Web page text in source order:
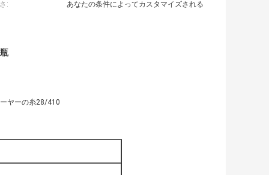
: あなたの条件によってカスタマイズされる
ヤーの糸28/410